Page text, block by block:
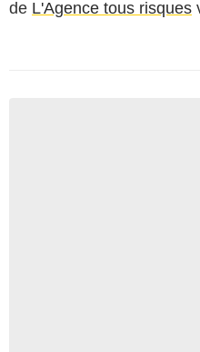
de L'Agence tous risques